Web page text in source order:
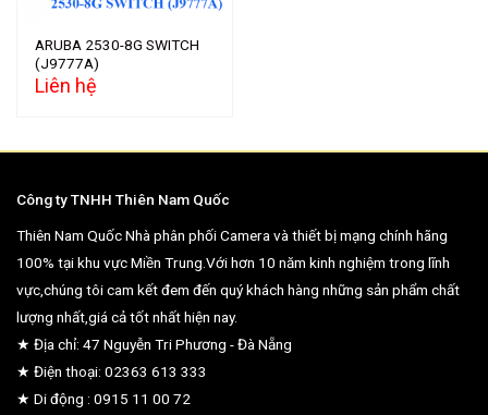
ARUBA 2530-8G SWITCH
(J9777A)
Liên hệ
Công ty TNHH Thiên Nam Quốc
Thiên Nam Quốc Nhà phân phối Camera và thiết bị mạng chính hãng
100% tại khu vực Miền Trung.Với hơn 10 năm kinh nghiệm trong lĩnh
vực,chúng tôi cam kết đem đến quý khách hàng những sản phẩm chất
lượng nhất,giá cả tốt nhất hiện nay.
★ Địa chỉ: 47 Nguyễn Tri Phương - Đà Nẵng
★ Điện thoại: 02363 613 333
★ Di động : 0915 11 00 72